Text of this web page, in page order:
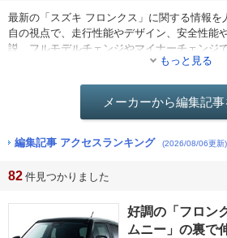
最新の「スズキ フロンクス」に関する情報を
自の視点で、走行性能やデザイン、安全性能
説。フルモデルチェンジやマイナーチェンジ
仕様の変更点を分かりやすくレポート。他に
もっと見る
メーカーから編集記
編集記事 アクセスランキング (2026/08/06更新)
82 件見つかりました
好調の「フロン
ムニー」の裏で